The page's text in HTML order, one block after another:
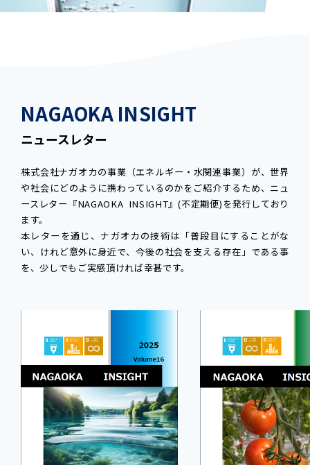
NAGAOKA INSIGHT
ニュースレター
株式会社ナガオカの事業（エネルギー・水関連事業）が、世界
や社会にどのように携わっているのかをご紹介するため、ニュ
ースレター『NAGAOKA INSIGHT』(不定期便)を発行しており
ます。
本レターを通じ、ナガオカの技術は「普段目にすることがな
い、けれど意外に身近で、今後の社会を支える存在」である事
を、少しでもご実感頂ければ幸甚です。